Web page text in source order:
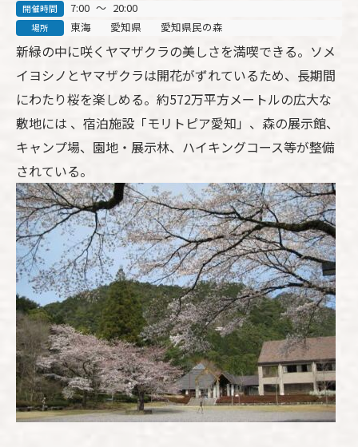
開催時間 7:00 ～ 20:00
場所 東海 愛知県 愛知県民の森
新緑の中に咲くヤマザクラの美しさを満喫できる。ソメ
イヨシノとヤマザクラは開花がずれているため、長期間
にわたり桜を楽しめる。約572万平方メートルの広大な
敷地には 、宿泊施設「モリトピア愛知」、森の展示館、
キャンプ場、園地・展示林、ハイキングコース等が整備
されている。